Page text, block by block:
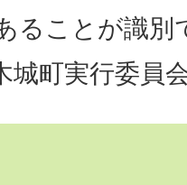
ることが識別
城町実行委員